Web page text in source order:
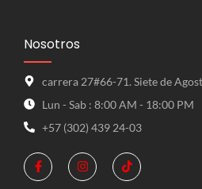
Nosotros
carrera 27#66-71. Siete de
Lun - Sab : 8:00 AM - 18:00 PM
+57 (302) 439 24-03